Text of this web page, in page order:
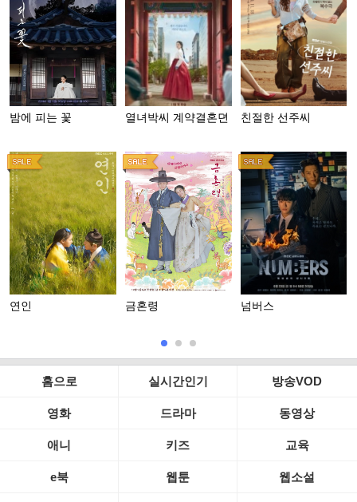
밤에 피는 꽃 열녀박씨 계약결혼뎐 친절한 선주씨
연인 금혼령 넘버스
홈으로 실시간인기 방송VOD
영화 드라마 동영상
애니 키즈 교육
e북 웹툰 웹소설